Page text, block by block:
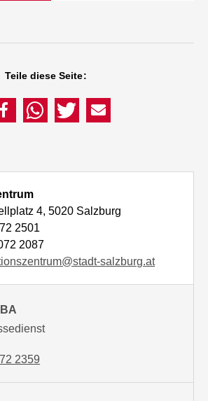
Teile diese Seite:
4, 5020 Salzburg
2501
2087
salzburg.at
2359